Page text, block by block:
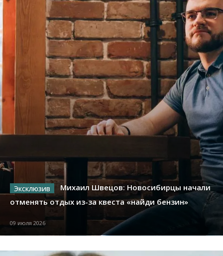
Михаил Швецов: Новосибирцы начали
отменять отдых из-за квеста «найди бензин»
09 июля 2026